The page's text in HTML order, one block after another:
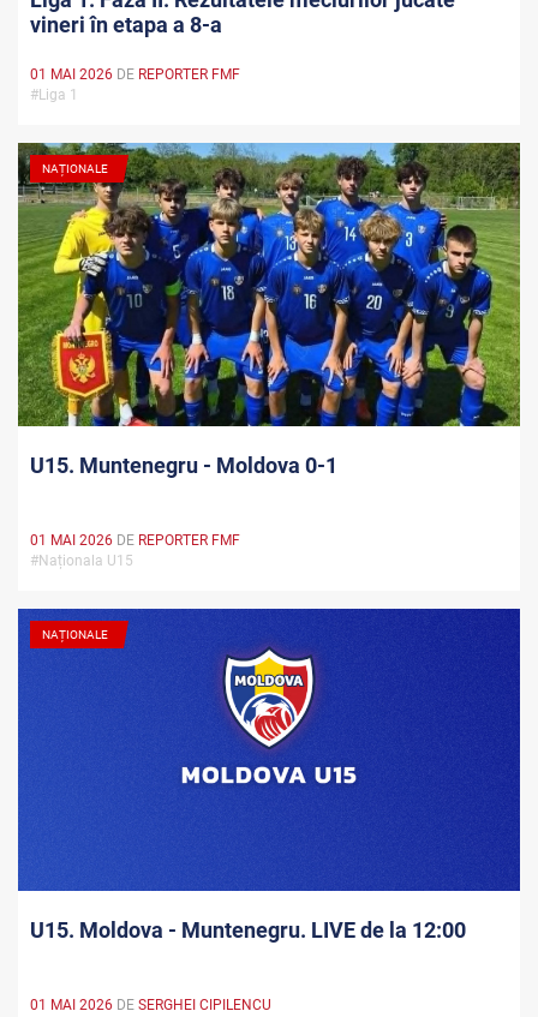
vineri în etapa a 8-a
01 MAI 2026 DE REPORTER FMF
#Liga 1
NAȚIONALE
U15. Muntenegru - Moldova 0-1
01 MAI 2026 DE REPORTER FMF
#Naționala U15
NAȚIONALE
U15. Moldova - Muntenegru. LIVE de la 12:00
01 MAI 2026 DE SERGHEI CIPILENCU